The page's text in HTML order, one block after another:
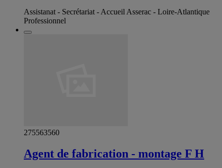
Assistanat - Secrétariat - Accueil Asserac - Loire-Atlantique
Professionnel
275563560
Agent de fabrication - montage F H